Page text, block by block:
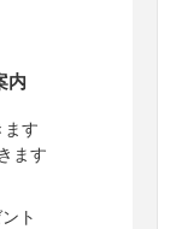
内
ます
ます
ト